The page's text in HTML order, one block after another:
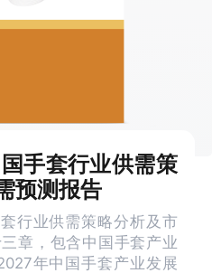
手套行业供需策
预测报告
行业供需策略分析及市
章，包含中国手套产业
年中国手套产业发展